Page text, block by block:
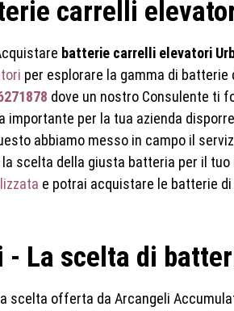
carrelli
batterie carrelli elevatori
per esplorare la gamma di
dove un nostro Consulente ti
importante per la tua azienda
abbiamo messo in campo il
scelta della giusta batteria per il tuo
e potrai acquistare le batterie
La scelta di
scelta offerta da Arcangeli